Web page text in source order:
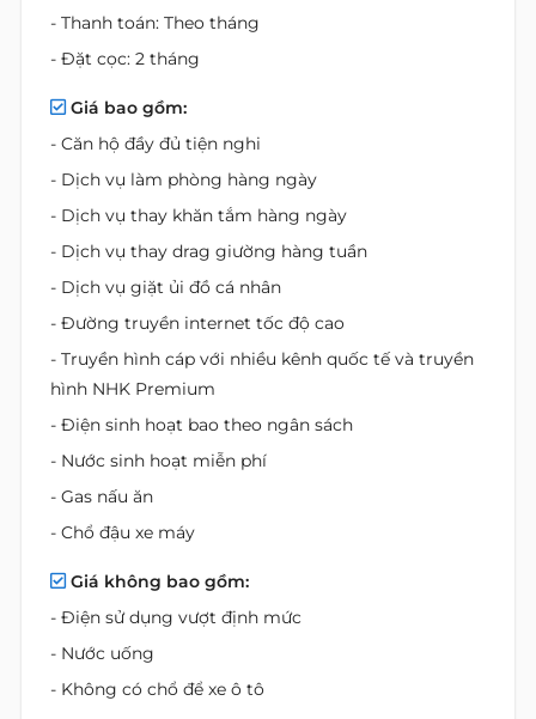
- Thanh toán: Theo tháng
- Đặt cọc: 2 tháng
Giá bao gồm:
- Căn hộ đầy đủ tiện nghi
- Dịch vụ làm phòng hàng ngày
- Dịch vụ thay khăn tắm hàng ngày
- Dịch vụ thay drag giường hàng tuần
- Dịch vụ giặt ủi đồ cá nhân
- Đường truyền internet tốc độ cao
- Truyền hình cáp với nhiều kênh quốc tế và truyền
hình NHK Premium
- Điện sinh hoạt bao theo ngân sách
- Nước sinh hoạt miễn phí
- Gas nấu ăn
- Chổ đậu xe máy
Giá không bao gồm:
- Điện sử dụng vượt định mức
- Nước uống
- Không có chổ để xe ô tô